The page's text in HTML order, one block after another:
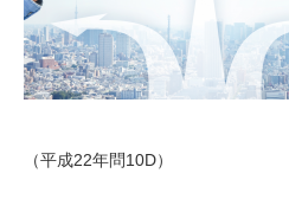
（平成22年問10D）